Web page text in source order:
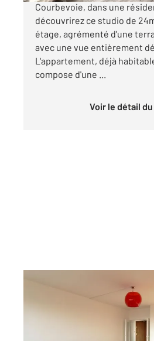
Courbevoie, dans une
découvrirez ce studio de
étage, agrémenté d'une
avec une vue entièrement
L'appartement, déjà
compose d'une ...
Voir le détail
Ref : 23023
Appartement F2 à